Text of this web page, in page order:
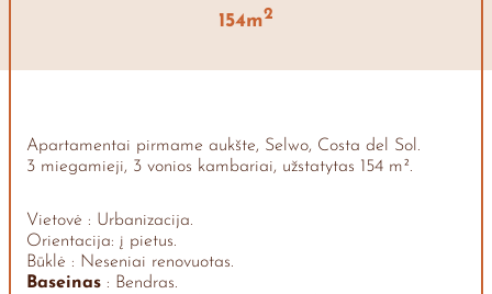
154m2
Apartamentai pirmame aukšte, Selwo, Costa del Sol.
3 miegamieji, 3 vonios kambariai, užstatytas 154 m².
Vietovė : Urbanizacija.
Orientacija: į pietus.
Būklė : Neseniai renovuotas.
Baseinas : Bendras.